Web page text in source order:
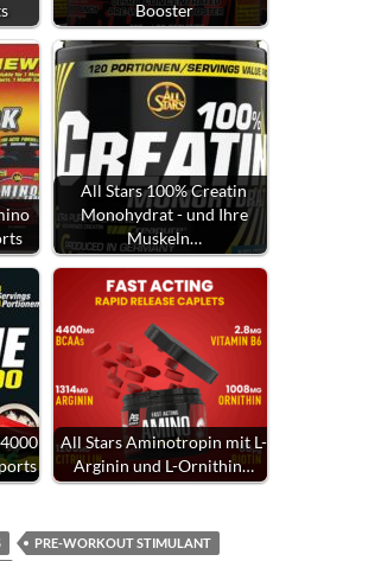
Booster
All Stars 100% Creatin
Monohydrat - und Ihre
Muskeln…
All Stars Aminotropin mit L-
Arginin und L-Ornithin…
PRE-WORKOUT STIMULANT